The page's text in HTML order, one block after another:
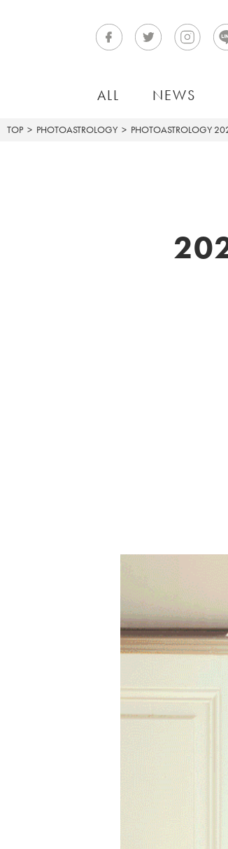
ALL NEWS
TOP PHOTOASTROLOGY PHOTOASTROLOGY